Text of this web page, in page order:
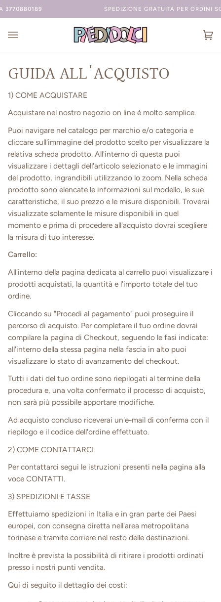
SPEDIZIONE GRATUITA PER ORDINI SOPRA AI 45 EURO
GUIDA ALL'ACQUISTO
1) COME ACQUISTARE
Acquistare nel nostro negozio on line è molto semplice.
Puoi navigare nel catalogo per marchio e/o categoria e
cliccare sull'immagine del prodotto scelto per visualizzare la
relativa scheda prodotto. All'interno di questa puoi
visualizzare i dettagli dell'articolo selezionato e le immagini
del prodotto, ingrandibili utilizzando lo zoom. Nella scheda
prodotto sono elencate le informazioni sul modello, le sue
caratteristiche, il suo prezzo e le misure disponibili. Troverai
visualizzate solamente le misure disponibili in quel
momento e prima di procedere all'acquisto dovrai scegliere
la misura di tuo interesse.
Carrello:
All'interno della pagina dedicata al carrello puoi visualizzare i
prodotti acquistati, la quantità e l'importo totale del tuo
ordine.
Cliccando su "Procedi al pagamento" puoi proseguire il
percorso di acquisto. Per completare il tuo ordine dovrai
compilare la pagina di Checkout, seguendo le fasi indicate:
all'interno della stessa pagina nella fascia in alto puoi
visualizzare lo stato di avanzamento del checkout.
Tutti i dati del tuo ordine sono riepilogati al termine della
procedura e, una volta confermato il processo di acquisto,
non sarà più possibile apportare modifiche.
Ad acquisto concluso riceverai un'e-mail di conferma con il
riepilogo e il codice dell'ordine effettuato.
2) COME CONTATTARCI
Per contattarci segui le istruzioni presenti nella pagina alla
voce CONTATTI.
3) SPEDIZIONI E TASSE
Effettuiamo spedizioni in Italia e in gran parte dei Paesi
europei, con consegna diretta nell'area metropolitana
torinese e tramite corriere nel resto delle destinazioni.
Inoltre è prevista la possibilità di ritirare i prodotti ordinati
presso i nostri punti vendita.
Qui di seguito il dettaglio dei costi: